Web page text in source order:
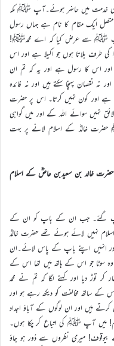
خدمت میں حاضر ہوئے۔آپ ﷺ مکہ
متصل ایک مقام کا نام ہے جہاں رسول
آپ ﷺ سے عرض کیا کہ اے محمدﷺ!
بلاتا ہوں جو اکیلا ہے اور اس
اس کا رسول ہے اور یہ کہ تم ان
نہ نقصان پہنچا سکتے ہیں اور نہ فائدہ
ہے اور کون نہیں کرتا۔ اس پر حضرت
نہیں سوائے اللہ کے اور میں گواہی
خالدؓ کے اسلام لانے پر بہت
نے حضرت خالد بن سعیدبن عاصؓ کے اسلام
چھپ گئے۔ جب ان کے باپ کو ان کے
اسلام نہیں لائے ہوئے تھے حضرت خالدؓ
اور انہیں اپنے باپ کے پاس لائے۔ان
وہ سوٹا جو اس کے ہاتھ میں تھا اس کے
توڑ دیا اور کہنے لگا کہ تم نے محمد
ساتھ مخالفت کو دیکھ رہے ہو اور
ہیں اور ان لوگوں کے آباؤ اجداد
میں آپ ﷺ کی اتباع کر چکا ہوں۔
میری نظروں سے دُور ہو جاؤ